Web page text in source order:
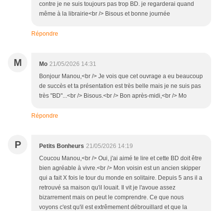
contre je ne suis toujours pas trop BD. je regarderai quand
même à la librairie<br /> Bisous et bonne journée
Répondre
M Mo 21/05/2026 14:31
Bonjour Manou,<br /> Je vois que cet ouvrage a eu beaucoup
de succès et ta présentation est très belle mais je ne suis pas
très "BD"...<br /> Bisous.<br /> Bon après-midi,<br /> Mo
Répondre
P Petits Bonheurs 21/05/2026 14:19
Coucou Manou,<br /> Oui, j'ai aimé te lire et cette BD doit être
bien agréable à vivre.<br /> Mon voisin est un ancien skipper
qui a fait X fois le tour du monde en solitaire. Depuis 5 ans il a
retrouvé sa maison qu'il louait. Il vit je l'avoue assez
bizarrement mais on peut le comprendre. Ce que nous
voyons c'est qu'il est extrêmement débrouillard et que la